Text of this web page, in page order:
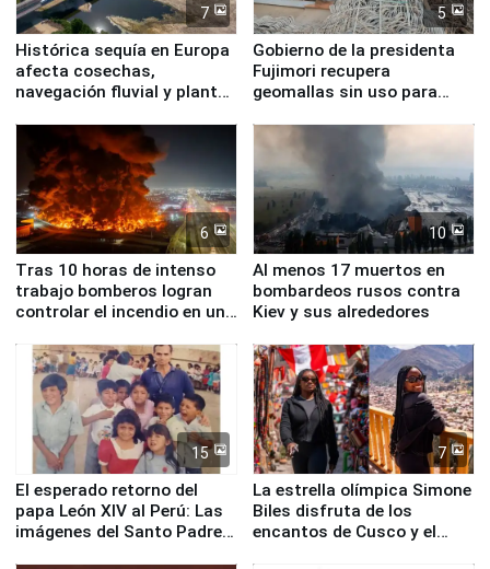
7
Histórica sequía en Europa
afecta cosechas,
navegación fluvial y plantas
5
Gobierno de la presidenta
Fujimori recupera
geomallas sin uso para
Fenómeno El Niño
6
Tras 10 horas de intenso
trabajo bomberos logran
controlar el incendio en una
de Chile
10
Al menos 17 muertos en
bombardeos rusos contra
Kiev y sus alrededores
15
El esperado retorno del
papa León XIV al Perú: Las
imágenes del Santo Padre
7
La estrella olímpica Simone
Biles disfruta de los
encantos de Cusco y el